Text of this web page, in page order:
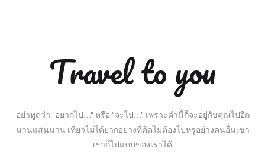
Travel to you
อย่าพูดว่า "อยากไป…" หรือ "จะไป…" เพราะคำนี้ก็จะอยู่กับคุณไปอีก
นานแสนนาน เที่ยวไม่ได้ยากอย่างที่คิดไม่ต้องไปหรูอย่างคนอื่นเขา
เราก็ไปแบบของเราได้